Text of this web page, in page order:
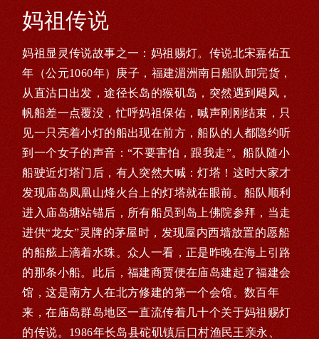
妈祖传说
妈祖显灵传说故事之一：妈祖赐灯。传说北宋嘉佑五
年（公元1060年）庚子，福建湄洲南日船队卸完货，
从直沽口出发，途径长岛的猴矶岛，突然遇到飓风，
帆船差一点覆没，忙呼妈祖保佑，喊声刚刚结束，只
见一只亮着小灯的船出现在前方，船队的人都隐约听
到一个女子的声音：“不要害怕，跟我走”。船队随小
船驶近灯塔门后，有人突然大喊：灯塔！这时大家才
发现庙岛凤凰山烽火台上的灯塔就在眼前。船队顺利
进入庙岛塘站锚后，所有船员到岛上佛院参拜，当走
进供“龙女”灵牌的茅屋时，发现屋内西墙放置的愿船
的船舷上滴着水珠。众人一看，正是昨晚在海上引路
的那条小船。此后，福建商贾便在庙岛建起了福建会
馆，这是南方人在北方修建的第一个会馆。数百年
来，在庙岛群岛地区一直流传着几十个关于妈祖赐灯
的传说。1986年长岛县砣矶镇后口村渔民王亲永、